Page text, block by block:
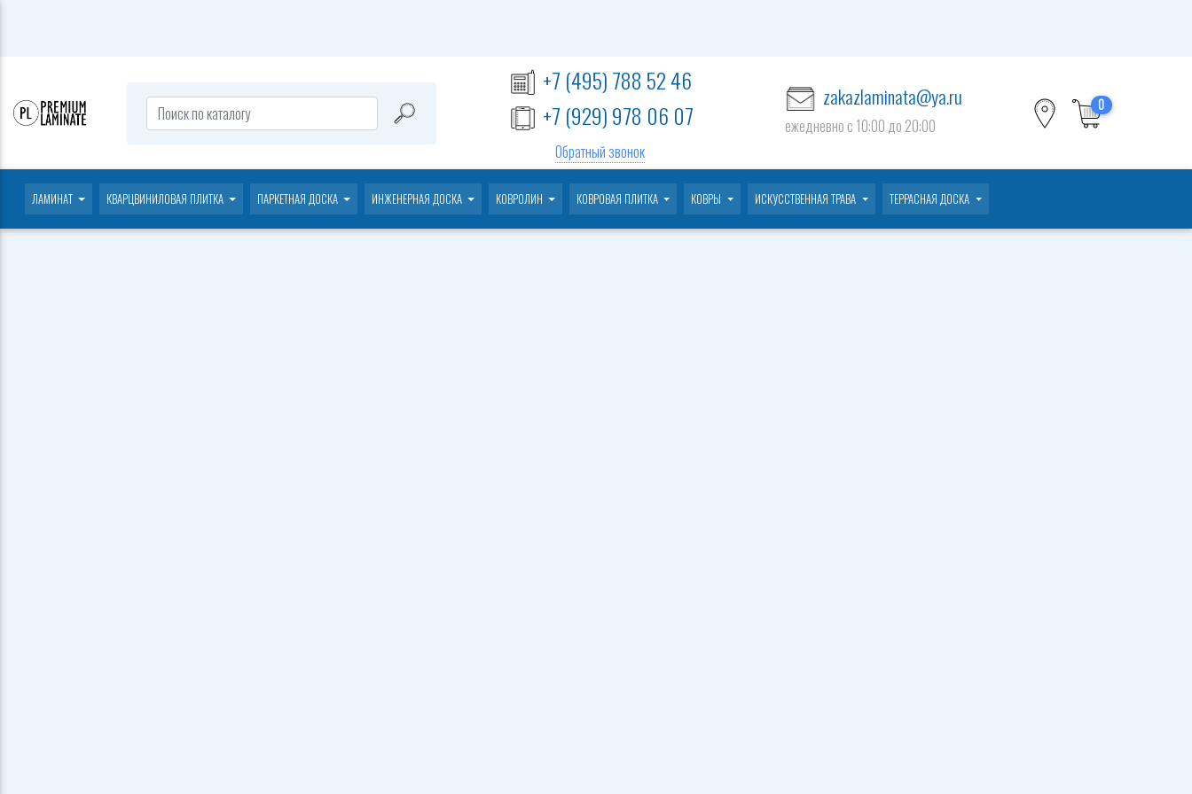
+7 (495) 788 52 46
+7 (929) 978 06 07
Обратный звонок
zakazlaminata@ya.ru
ежедневно c 10:00 до 20:00
0
ЛАМИНАТ КВАРЦВИНИЛОВАЯ ПЛИТКА ПАРКЕТНАЯ ДОСКА ИНЖЕНЕРНАЯ ДОСКА КОВРОЛИН КОВРОВАЯ ПЛИТКА КОВРЫ ИСКУССТВЕННАЯ ТРАВА ТЕРРАСНАЯ ДОСКА